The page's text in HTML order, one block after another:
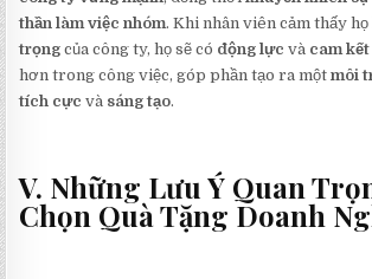
thần làm việc nhóm. Khi nhân viên cảm thấy
trọng của công ty, họ sẽ có động lực và cam kết
hơn trong công việc, góp phần tạo ra mộtmôi
tích cực và sáng tạo.
V. Những Lưu Ý Quan
Chọn Quà Tặng Doanh